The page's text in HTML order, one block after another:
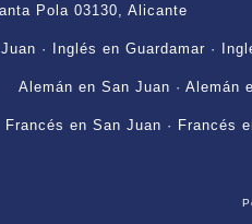
Pola 03130, Alicante
· Inglés en Guardamar ·
Alemán en San Juan · Alemán
Francés en San Juan · Francés